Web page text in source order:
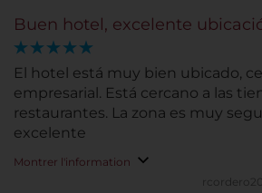
impecable y una ubicación
convirtiéndose en una opción
para visitas a Bogotá.
Buen hotel, excelente
El hotel está muy bien ubicado,
empresarial. Está cercano a las
restaurantes. La zona es muy
excelente
Montrer l'information